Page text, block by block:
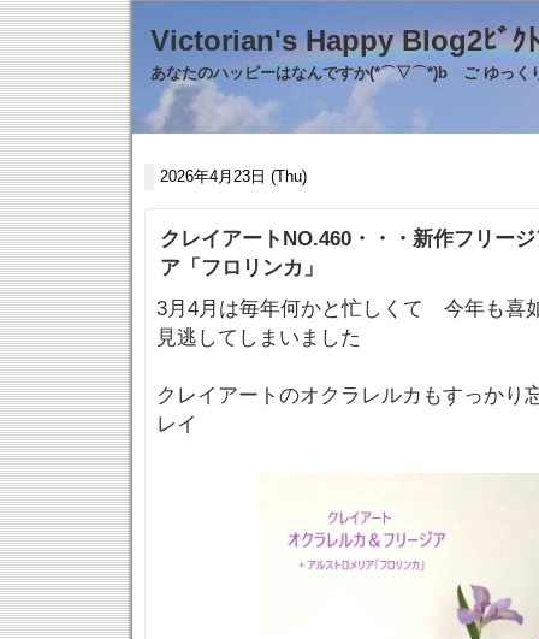
Victorian's Happy
あなたのハッピーはなんですか(*⌒▽⌒*)b ご ゆっく
2026年4月23日 (Thu)
クレイアートNO.460・・・新作フリー
ア「フロリンカ」
3月4月は毎年何かと忙しくて 今年も
見逃してしまいました
クレイアートのオクラレルカもすっかり
レイ